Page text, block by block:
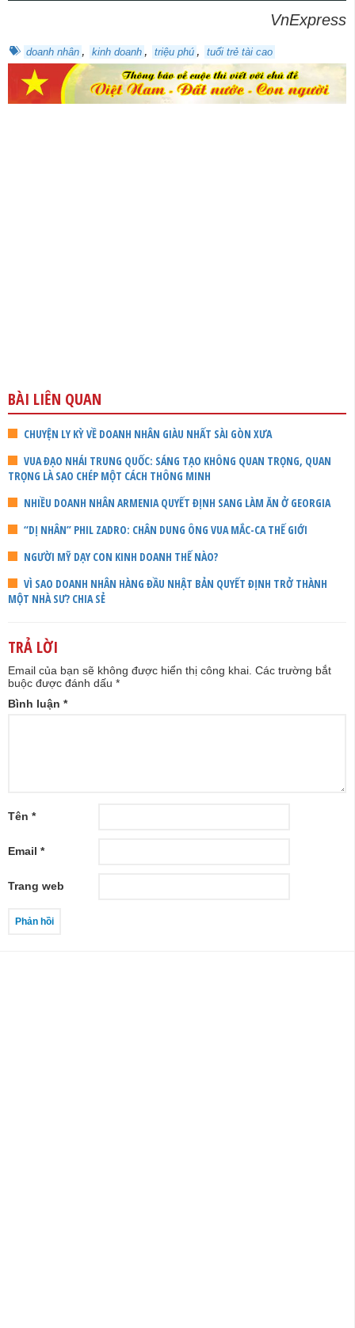
VnExpress
doanh nhân , kinh doanh , triệu phú , tuổi trẻ tài cao
BÀI LIÊN QUAN
CHUYỆN LY KỲ VỀ DOANH NHÂN GIÀU NHẤT SÀI GÒN XƯA
VUA ĐẠO NHÁI TRUNG QUỐC: SÁNG TẠO KHÔNG QUAN TRỌNG, QUAN
TRỌNG LÀ SAO CHÉP MỘT CÁCH THÔNG MINH
NHIỀU DOANH NHÂN ARMENIA QUYẾT ĐỊNH SANG LÀM ĂN Ở GEORGIA
“DỊ NHÂN” PHIL ZADRO: CHÂN DUNG ÔNG VUA MẮC-CA THẾ GIỚI
NGƯỜI MỸ DẠY CON KINH DOANH THẾ NÀO?
VÌ SAO DOANH NHÂN HÀNG ĐẦU NHẬT BẢN QUYẾT ĐỊNH TRỞ THÀNH
MỘT NHÀ SƯ? CHIA SẺ
TRẢ LỜI
Email của bạn sẽ không được hiển thị công khai. Các trường bắt
buộc được đánh dấu *
Bình luận *
Tên *
Email *
Trang web